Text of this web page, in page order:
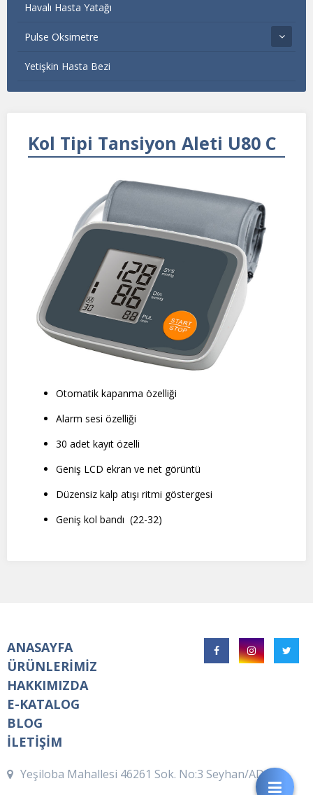
Havalı Hasta Yatağı
Pulse Oksimetre
Yetişkin Hasta Bezi
Kol Tipi Tansiyon Aleti U80 C
Otomatik kapanma özelliği
Alarm sesi özelliği
30 adet kayıt özelli
Geniş LCD ekran ve net görüntü
Düzensiz kalp atışı ritmi göstergesi
Geniş kol bandı (22-32)
ANASAYFA
ÜRÜNLERİMİZ
HAKKIMIZDA
E-KATALOG
BLOG
İLETİŞİM
Yeşiloba Mahallesi 46261 Sok. No:3 Seyhan/ADANA